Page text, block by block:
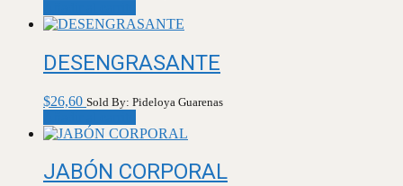
DESENGRASANTE
$26,60 Sold By: Pideloya Guarenas
JABÓN CORPORAL